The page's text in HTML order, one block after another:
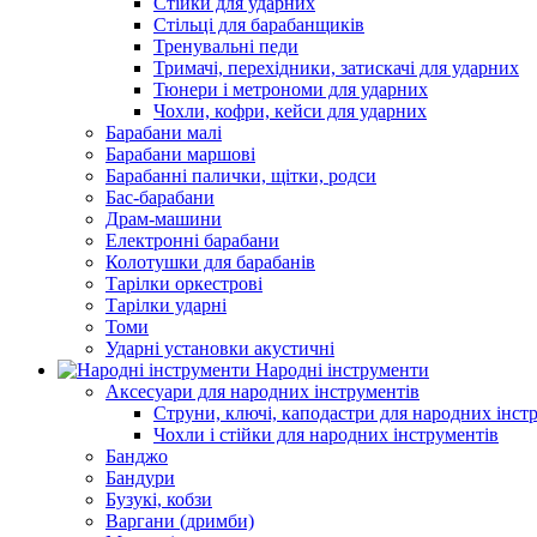
Стільці для барабанщиків
Тренувальні педи
Тримачі, перехідники, затискачі для ударних
Тюнери і метрономи для ударних
Чохли, кофри, кейси для ударних
Барабани малі
Барабани маршові
Барабанні палички, щітки, родси
Бас-барабани
Драм-машини
Електронні барабани
Колотушки для барабанів
Тарілки оркестрові
Тарілки ударні
Томи
Ударні установки акустичні
Народні інструменти
Аксесуари для народних інструментів
Струни, ключі, каподастри для народних
Чохли і стійки для народних інструментів
Банджо
Бандури
Бузукі, кобзи
Варгани (дримби)